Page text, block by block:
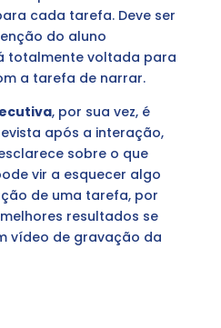
cada tarefa. Deve ser
do aluno
totalmente voltada para
a tarefa de narrar.
, por sua vez, é
após a interação,
sobre o que
vir a esquecer algo
de uma tarefa, por
resultados se
vídeo de gravação da